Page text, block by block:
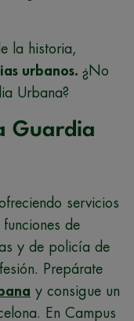
la historia,
urbanos. ¿No
Urbana?
Guardia
servicios
de
y de policía de
Prepárate
y consigue un
En Campus